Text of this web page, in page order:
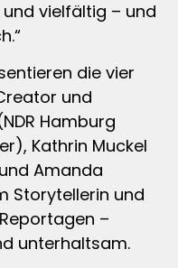
vielfältig – und
die vier
und
Hamburg
Kathrin Muckel
Amanda
Storytellerin und
–
unterhaltsam.